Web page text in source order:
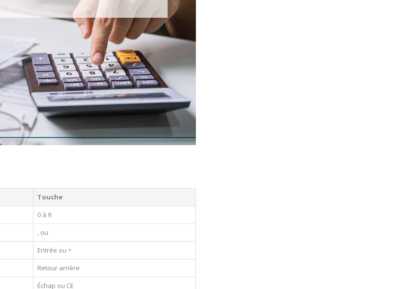
Touche
0 à 9
, ou .
Entrée ou =
Retour arrière
Échap ou CE